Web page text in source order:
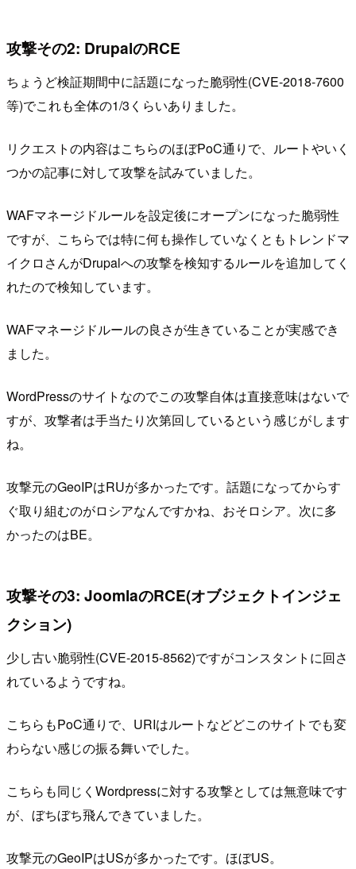
攻撃その2: DrupalのRCE
ちょうど検証期間中に話題になった脆弱性(CVE-2018-7600
等)でこれも全体の1/3くらいありました。
リクエストの内容はこちらのほぼPoC通りで、ルートやいく
つかの記事に対して攻撃を試みていました。
WAFマネージドルールを設定後にオープンになった脆弱性
ですが、こちらでは特に何も操作していなくともトレンドマ
イクロさんがDrupalへの攻撃を検知するルールを追加してく
れたので検知しています。
WAFマネージドルールの良さが生きていることが実感でき
ました。
WordPressのサイトなのでこの攻撃自体は直接意味はないで
すが、攻撃者は手当たり次第回しているという感じがします
ね。
攻撃元のGeoIPはRUが多かったです。話題になってからす
ぐ取り組むのがロシアなんですかね、おそロシア。次に多
かったのはBE。
攻撃その3: JoomlaのRCE(オブジェクトインジェ
クション)
少し古い脆弱性(CVE-2015-8562)ですがコンスタントに回さ
れているようですね。
こちらもPoC通りで、URIはルートなどどこのサイトでも変
わらない感じの振る舞いでした。
こちらも同じくWordpressに対する攻撃としては無意味です
が、ぼちぼち飛んできていました。
攻撃元のGeoIPはUSが多かったです。ほぼUS。